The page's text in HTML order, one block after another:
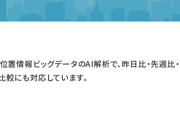
置情報ビッグデータのAI解析で、昨日比・先週
にも対応しています。